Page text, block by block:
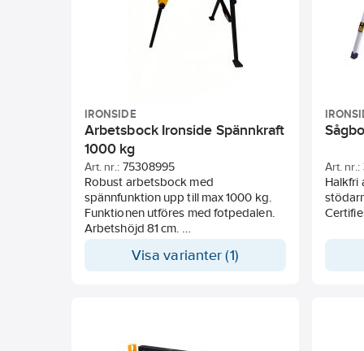
IRONSIDE
Arbetsbock Ironside Spännkraft
1000 kg
Art. nr.: 75308995
Robust arbetsbock med
spännfunktion upp till max 1000 kg.
Funktionen utföres med fotpedalen.
Arbetshöjd 81 cm.
Spännkraft max: 1000 kg
Visa varianter (1)
Art. nr.:
Halkfri